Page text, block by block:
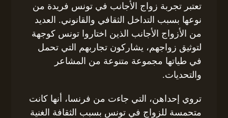
تعتبر تجربة زواج الأجانب في تونس فريدة من
نوعها بسبب التداخل الثقافي والقانوني. العديد
من الأزواج الأجانب الذين اختاروا تونس كوجهة
لتوثيق زواجهم، يشاركون تجاربهم التي تحمل
في طياتها مجموعة متنوعة من المشاعر
والتحديات.
تروي إحداهن، التي جاءت من فرنسا، أنها كانت
متحمسة للزواج في تونس بسبب الثقافة الغنية